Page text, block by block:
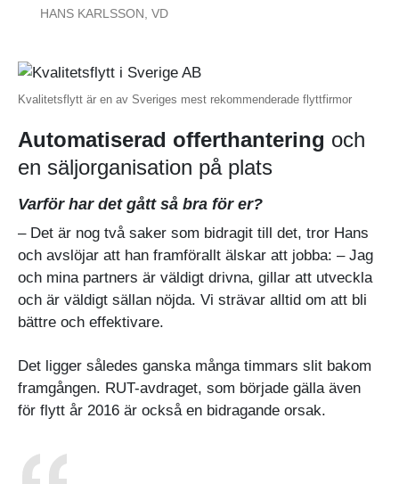
HANS KARLSSON, VD
Kvalitetsflytt är en av Sveriges mest rekommenderade flyttfirmor
Automatiserad offerthantering och
en säljorganisation på plats
Varför har det gått så bra för er?
– Det är nog två saker som bidragit till det, tror Hans
och avslöjar att han framförallt älskar att jobba: – Jag
och mina partners är väldigt drivna, gillar att utveckla
och är väldigt sällan nöjda. Vi strävar alltid om att bli
bättre och effektivare.
Det ligger således ganska många timmars slit bakom
framgången. RUT-avdraget, som började gälla även
för flytt år 2016 är också en bidragande orsak.